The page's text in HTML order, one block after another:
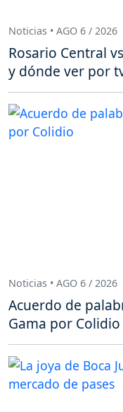
Noticias • AGO 6 / 2026
Rosario Central
y dónde ver por
Noticias • AGO 6 / 2026
Acuerdo de
Gama por Colidio